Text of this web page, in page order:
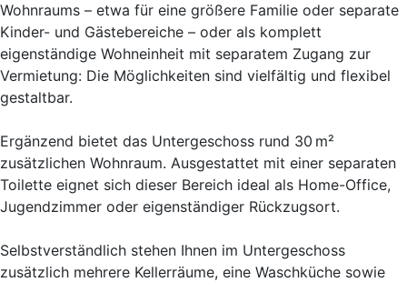
Wohnraums – etwa für eine größere Familie oder separate
Kinder- und Gästebereiche – oder als komplett
eigenständige Wohneinheit mit separatem Zugang zur
Vermietung: Die Möglichkeiten sind vielfältig und flexibel
gestaltbar.
Ergänzend bietet das Untergeschoss rund 30 m²
zusätzlichen Wohnraum. Ausgestattet mit einer separaten
Toilette eignet sich dieser Bereich ideal als Home-Office,
Jugendzimmer oder eigenständiger Rückzugsort.
Selbstverständlich stehen Ihnen im Untergeschoss
zusätzlich mehrere Kellerräume, eine Waschküche sowie